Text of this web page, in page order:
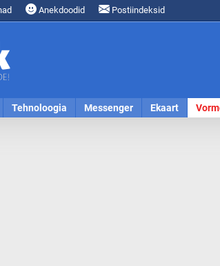
Anekdoodid Postiindeksid
Tehnoloogia Messenger Ekaart